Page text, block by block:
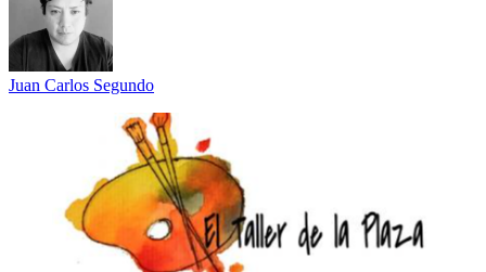
Juan Carlos Segundo